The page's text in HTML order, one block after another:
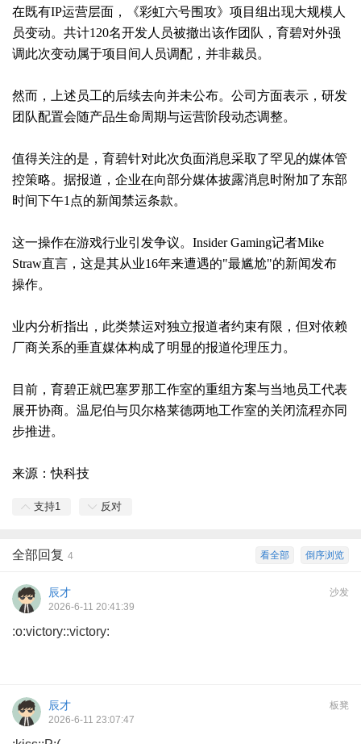
在既有IP运营层面，《彩虹六号围攻》项目组出现大规模人
员变动。共计120名开发人员被撤出该作团队，育碧对外强
调此次变动属于项目间人员调配，并非裁员。
然而，上述员工的后续去向并未公布。公司方面表示，研发
团队配置会随产品生命周期与运营阶段动态调整。
值得关注的是，育碧针对此次负面消息采取了罕见的媒体管
控策略。据报道，企业在向部分媒体披露消息时附加了东部
时间下午1点的新闻禁运条款。
这一操作在游戏行业引发争议。Insider Gaming记者Mike
Straw直言，这是其从业16年来遭遇的"最尴尬"的新闻发布
操作。
业内分析指出，此类禁运对独立报道者约束有限，但对依赖
厂商关系的垂直媒体构成了明显的报道伦理压力。
目前，育碧正就巴塞罗那工作室的重组方案与当地员工代表
展开协商。温尼伯与贝尔格莱德两地工作室的关闭流程亦同
步推进。
来源：快科技
支持1 反对
倒序浏览
看全部
全部回复 4
沙发
辰才
2026-6-11 20:41:39
:o:victory::victory:
板凳
辰才
2026-6-11 23:07:47